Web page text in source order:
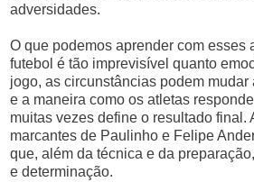
adversidades.
O que podemos aprender com esses
futebol é tão imprevisível quanto
jogo, as circunstâncias podem mudar
e a maneira como os atletas
muitas vezes define o resultado final.
marcantes de Paulinho e Felipe
que, além da técnica e da
e determinação.